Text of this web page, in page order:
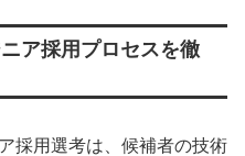
ア採用プロセスを徹
採用選考は、候補者の技術